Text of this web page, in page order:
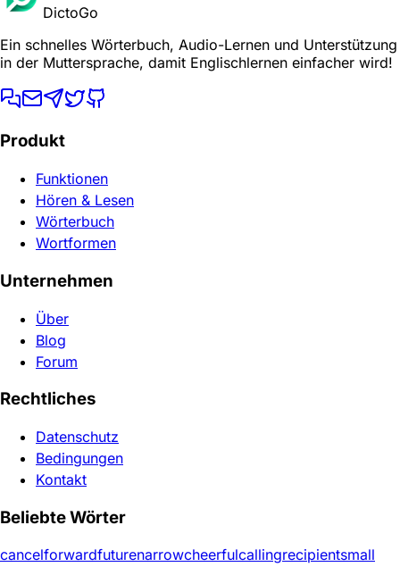
DictoGo
Ein schnelles Wörterbuch, Audio-Lernen und Unterstützung
in der Muttersprache, damit Englischlernen einfacher wird!
Produkt
Funktionen
Hören & Lesen
Wörterbuch
Wortformen
Unternehmen
Über
Blog
Forum
Rechtliches
Datenschutz
Bedingungen
Kontakt
Beliebte Wörter
cancelforwardfuturenarrowcheerfulcallingrecipientsmall